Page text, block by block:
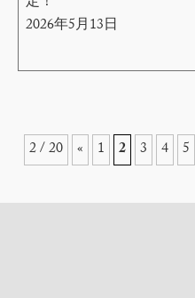
2026年5月13日
2 / 20 « 1 2 3 4 5